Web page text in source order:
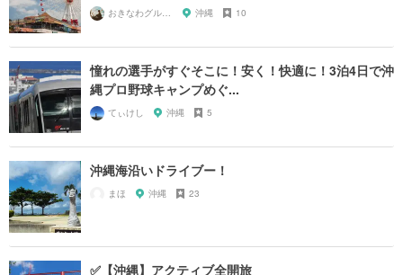
おきなわグルメガール🌺 沖縄 10
憧れの選手がすぐそこに！安く！快適に！3泊4日で沖
縄プロ野球キャンプめぐ...
てぃけし 沖縄 5
沖縄海沿いドライブー！
まほ 沖縄 23
✅【沖縄】アクティブ全開旅